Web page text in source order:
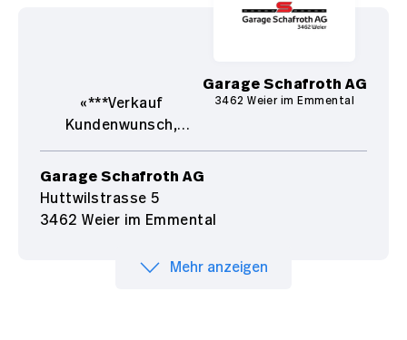
Garage Schafroth AG
3462 Weier im Emmental
***Verkauf
Kundenwunsch,
Kühlfahrzeug, auf
Anfrage frisch ab MFK
und Service, Ab Platz
ohne Garantie.***
Garage Schafroth AG
Huttwilstrasse 5
3462 Weier im Emmental
Mehr anzeigen